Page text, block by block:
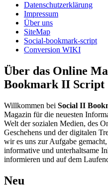
Datenschutzerklärung
Impressum
Über uns
SiteMap
Social-bookmark-script
Conversion WIKI
Über das Online
Bookmark II Script
Willkommen bei Social II
Magazin für die neuesten
Welt der sozialen Medien, des
Geschehens und der digitalen
wir es uns zur Aufgabe
informative und unterhaltsame
informieren und auf dem
Neu